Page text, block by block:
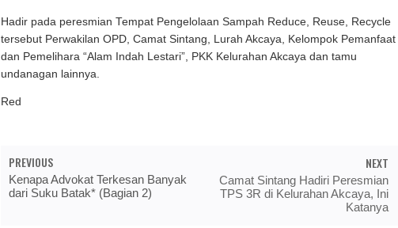
Hadir pada peresmian Tempat Pengelolaan Sampah Reduce, Reuse, Recycle
tersebut Perwakilan OPD, Camat Sintang, Lurah Akcaya, Kelompok Pemanfaat
dan Pemelihara “Alam Indah Lestari”, PKK Kelurahan Akcaya dan tamu
undanagan lainnya.
Red
PREVIOUS
Kenapa Advokat Terkesan Banyak
dari Suku Batak* (Bagian 2)
NEXT
Camat Sintang Hadiri Peresmian
TPS 3R di Kelurahan Akcaya, Ini
Katanya